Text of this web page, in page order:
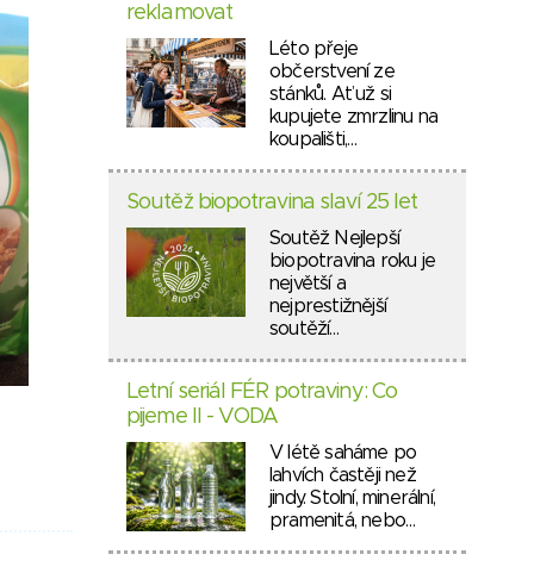
reklamovat
Léto přeje
občerstvení ze
stánků. Ať už si
kupujete zmrzlinu na
koupališti,…
Soutěž biopotravina slaví 25 let
Soutěž Nejlepší
biopotravina roku je
největší a
nejprestižnější
soutěží…
Letní seriál FÉR potraviny: Co
pijeme II - VODA
V létě saháme po
lahvích častěji než
jindy. Stolní, minerální,
pramenitá, nebo…